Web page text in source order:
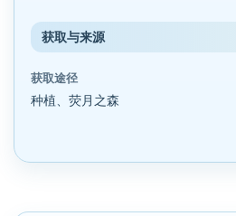
获取与来源
获取途径
种植、荧月之森